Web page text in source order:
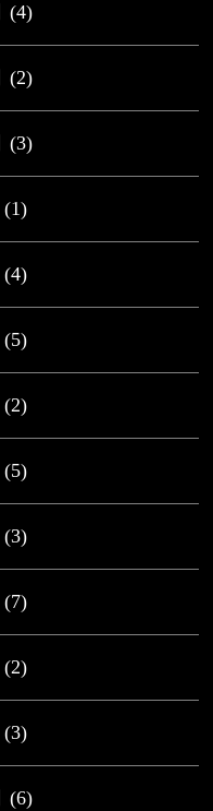
(4)
(2)
(3)
(1)
(4)
(5)
(2)
(5)
(3)
(7)
(2)
(3)
(6)